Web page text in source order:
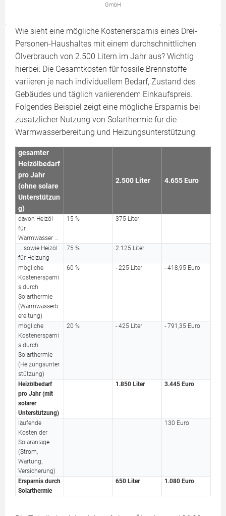
GmbH
Wie sieht eine mögliche Kostenersparnis eines Drei-
Personen-Haushaltes mit einem durchschnittlichen
Ölverbrauch von 2.500 Litern im Jahr aus? Wichtig
hierbei: Die Gesamtkosten für fossile Brennstoffe
variieren je nach individuellem Bedarf, Zustand des
Gebäudes und täglich variierendem Einkaufspreis.
Folgendes Beispiel zeigt eine mögliche Ersparnis bei
zusätzlicher Nutzung von Solarthermie für die
Warmwasserbereitung und Heizungsunterstützung:
gesamter
Heizölbedarf
pro Jahr
(ohne solare
Unterstützun
g)
2.500 Liter 4.655 Euro
davon Heizöl
für
Warmwasser …
15 % 375 Liter
… sowie Heizöl
für Heizung
75 % 2.125 Liter
mögliche
Kostenersparni
s durch
Solarthermie
(Warmwasserb
ereitung)
60 % - 225 Liter - 418,95 Euro
mögliche
Kostenersparni
s durch
Solarthermie
(Heizungsunter
stützung)
20 % - 425 Liter - 791,35 Euro
Heizölbedarf
pro Jahr (mit
solarer
Unterstützung)
1.850 Liter 3.445 Euro
laufende
Kosten der
Solaranlage
(Strom,
Wartung,
Versicherung)
130 Euro
Ersparnis durch
Solarthermie
650 Liter 1.080 Euro